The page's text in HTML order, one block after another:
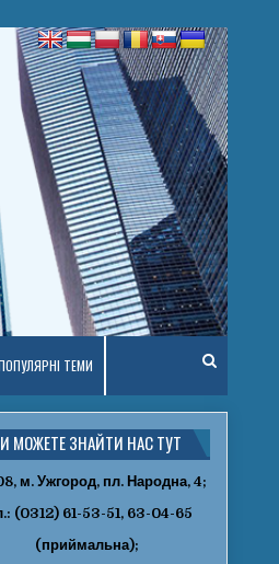
ТЕМИ
МОЖЕТЕ ЗНАЙТИ НАС ТУТ
м. Ужгород, пл. Народна, 4;
(0312) 61-53-51, 63-04-65
(приймальна);